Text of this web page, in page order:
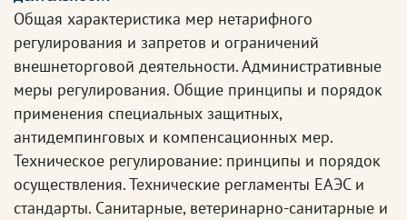
Общая характеристика мер нетарифного
регулирования и запретов и ограничений
внешнеторговой деятельности. Административные
меры регулирования. Общие принципы и порядок
применения специальных защитных,
антидемпинговых и компенсационных мер.
Техническое регулирование: принципы и порядок
осуществления. Технические регламенты ЕАЭС и
стандарты. Санитарные, ветеринарно-санитарные и